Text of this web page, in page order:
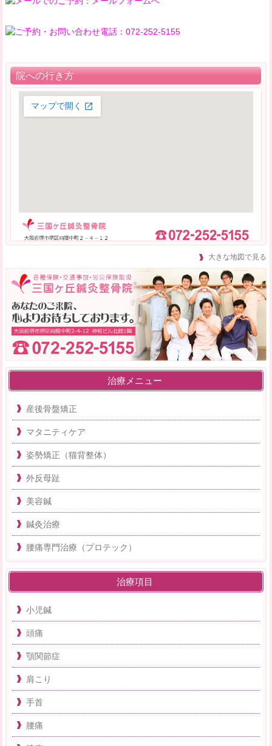
院への行き方
大きな地図で見る
治療メニュー
産後骨盤矯正
マタニティケア
姿勢矯正（猫背整体）
外反母趾
美容鍼
鍼灸治療
腰痛専門治療（プロテック）
治療項目
小児鍼
頭痛
顎関節症
肩こり
手首
腰痛